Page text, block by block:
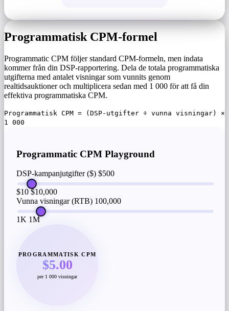
Programmatisk CPM-formel
Programmatic CPM följer standard CPM-formeln, men indata
kommer från din DSP-rapportering. Dela de totala programmatiska
utgifterna med antalet visningar som vunnits genom
realtidsauktioner och multiplicera sedan med 1 000 för att få din
effektiva programmatiska CPM.
Programmatisk CPM = (DSP-utgifter ÷ vunna visningar) ×
1 000
Programmatic CPM Playground
DSP-kampanjutgifter ($) $500
$10 $10,000
Vunna visningar (RTB) 100,000
1K 1M
PROGRAMMATISK CPM
$5.00
per 1 000 visningar